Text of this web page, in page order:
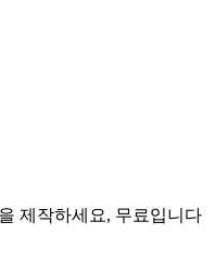
제작하세요, 무료입니다